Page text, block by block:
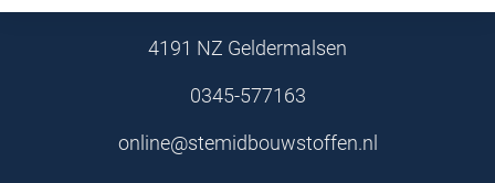
4191 NZ Geldermalsen
0345-577163
online@stemidbouwstoffen.nl